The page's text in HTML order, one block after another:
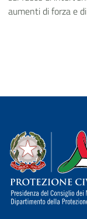
aumenti di forza e
Dipartimento